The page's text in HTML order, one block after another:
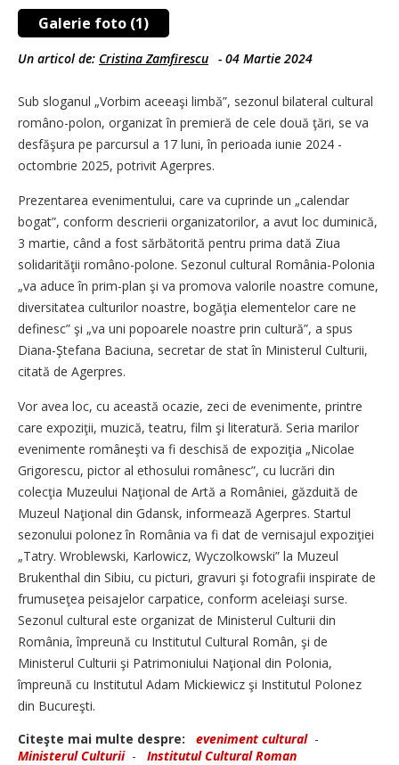
Galerie foto (1)
Un articol de: Cristina Zamfirescu - 04 Martie 2024
Sub sloganul „Vorbim aceeaşi limbă”, sezonul bilateral cultural
româno-polon, organizat în premieră de cele două ţări, se va
desfăşura pe parcursul a 17 luni, în perioada iunie 2024 -
octombrie 2025, potrivit Agerpres.
Prezentarea evenimentului, care va cuprinde un „calendar
bogat”, conform descrierii organizatorilor, a avut loc duminică,
3 martie, când a fost sărbătorită pentru prima dată Ziua
solidarităţii româno-polone. Sezonul cultural România-Polonia
„va aduce în prim-plan şi va promova valorile noastre comune,
diversitatea culturilor noastre, bogăţia elementelor care ne
definesc” şi „va uni popoarele noastre prin cultură”, a spus
Diana-Ştefana Baciuna, secretar de stat în Ministerul Culturii,
citată de Agerpres.
Vor avea loc, cu această ocazie, zeci de evenimente, printre
care expoziţii, muzică, teatru, film şi literatură. Seria marilor
evenimente româneşti va fi deschisă de expoziţia „Nicolae
Grigorescu, pictor al ethosului românesc”, cu lucrări din
colecţia Muzeului Naţional de Artă a României, găzduită de
Muzeul Naţional din Gdansk, informează Agerpres. Startul
sezonului polonez în România va fi dat de vernisajul expoziţiei
„Tatry. Wroblewski, Karlowicz, Wyczolkowski” la Muzeul
Brukenthal din Sibiu, cu picturi, gravuri şi fotografii inspirate de
frumuseţea peisajelor carpatice, conform aceleiaşi surse.
Sezonul cultural este organizat de Ministerul Culturii din
România, împreună cu Institutul Cultural Român, şi de
Ministerul Culturii şi Patrimoniului Naţional din Polonia,
împreună cu Institutul Adam Mickiewicz şi Institutul Polonez
din Bucureşti.
Citeşte mai multe despre:
eveniment cultural-
Ministerul Culturii- Institutul Cultural Roman